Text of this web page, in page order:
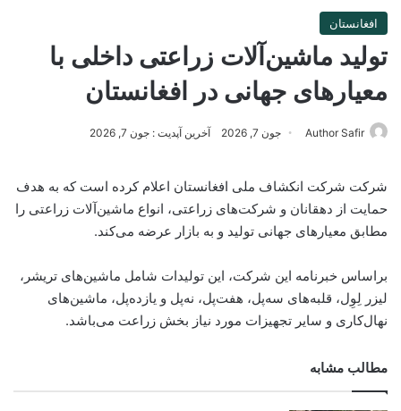
افغانستان
تولید ماشین‌آلات زراعتی داخلی با
معیارهای جهانی در افغانستان
Author Safir جون 7, 2026 آخرین آپدیت : جون 7, 2026
شرکت شرکت انکشاف ملی افغانستان اعلام کرده است که به هدف
حمایت از دهقانان و شرکت‌های زراعتی، انواع ماشین‌آلات زراعتی را
مطابق معیارهای جهانی تولید و به بازار عرضه می‌کند.
براساس خبرنامه این شرکت، این تولیدات شامل ماشین‌های تریشر،
لیزر لِوِل، قلبه‌های سه‌پل، هفت‌پل، نه‌پل و یازده‌پل، ماشین‌های
نهال‌کاری و سایر تجهیزات مورد نیاز بخش زراعت می‌باشد.
مطالب مشابه